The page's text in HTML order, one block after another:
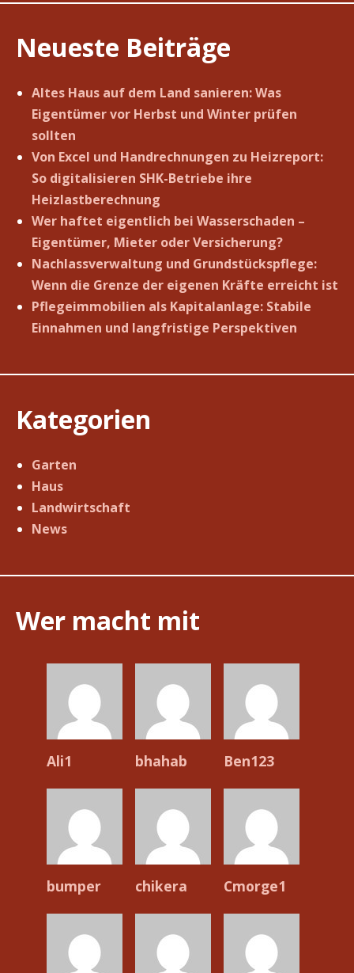
Neueste Beiträge
Altes Haus auf dem Land sanieren: Was
Eigentümer vor Herbst und Winter prüfen
sollten
Von Excel und Handrechnungen zu Heizreport:
So digitalisieren SHK-Betriebe ihre
Heizlastberechnung
Wer haftet eigentlich bei Wasserschaden –
Eigentümer, Mieter oder Versicherung?
Nachlassverwaltung und Grundstückspflege:
Wenn die Grenze der eigenen Kräfte erreicht ist
Pflegeimmobilien als Kapitalanlage: Stabile
Einnahmen und langfristige Perspektiven
Kategorien
Garten
Haus
Landwirtschaft
News
Wer macht mit
Ali1 bhahab Ben123
bumper chikera Cmorge1